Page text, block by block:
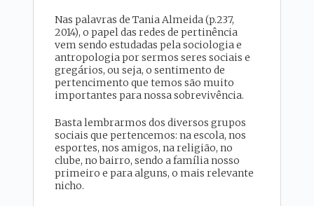
Nas palavras de Tania Almeida (p.237,
2014), o papel das redes de pertinência
vem sendo estudadas pela sociologia e
antropologia por sermos seres sociais e
gregários, ou seja, o sentimento de
pertencimento que temos são muito
importantes para nossa sobrevivência.
Basta lembrarmos dos diversos grupos
sociais que pertencemos: na escola, nos
esportes, nos amigos, na religião, no
clube, no bairro, sendo a família nosso
primeiro e para alguns, o mais relevante
nicho.